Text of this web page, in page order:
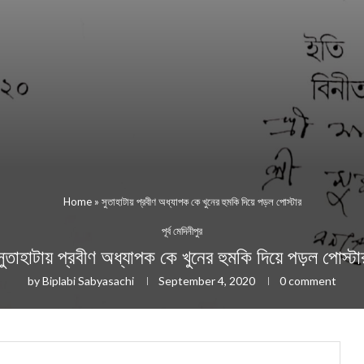
Home» সুতাহাটায় প্রবীণ অধ্যাপক কে খুনের হুমকি দিয়ে পড়ল পোস্টার
পূর্ব মেদিনীপুর
প্রবীণ অধ্যাপক কে খুনের হুমকি দিয়ে পড়ল
byBiplabi Sabyasachi September 4, 2020 0 comment